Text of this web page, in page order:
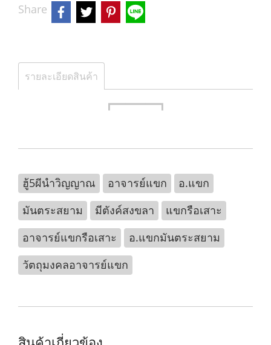
Share
รายละเอียดสินค้า
┏━━━━━━━┓
ฮู้5ผีนำวิญญาณ อาจารย์แขก
อ.แขก
มันตระสยาม
มีตังค์สงขลา
แขกรือเสาะ
อาจารย์แขกรือเสาะ
อ.แขกมันตระสยาม
วัตถุมงคลอาจารย์แขก